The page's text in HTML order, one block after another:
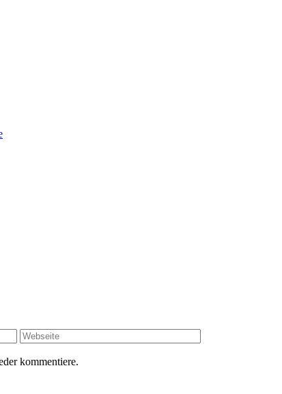
kommentiere.